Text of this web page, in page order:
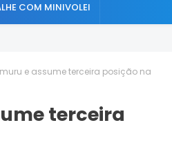
COM MINIVOLEI
e assume terceira posição na
terceira